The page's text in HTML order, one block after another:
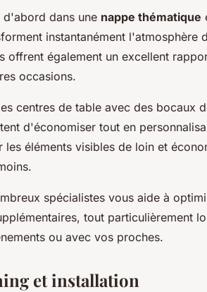
d'abord dans une nappe thématique
instantanément l'atmosphère
offrent également un excellent
occasions.
centres de table avec des bocaux
d'économiser tout en
éléments visibles de loin et
spécialistes vous aide à
tout particulièrement
ou avec vos proches.
et installation